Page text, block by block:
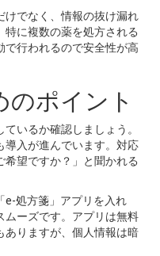
けでなく、情報の抜け漏れ
に複数の薬を処方される
で行われるので安全性が高
のポイント
いるか確認しましょう。
導入が進んでいます。対応
希望ですか？」と聞かれる
e-処方箋」アプリを入れ
ムーズです。アプリは無料
ありますが、個人情報は暗